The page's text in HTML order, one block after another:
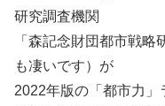
研究調査機関
「森記念財団都市戦
も凄いです）が
2022年版の「都市力」